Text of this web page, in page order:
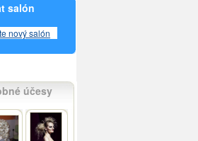
salón
nový salón
účesy